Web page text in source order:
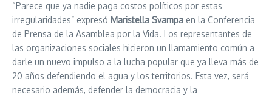
“Parece que ya nadie paga costos políticos por estas
irregularidades” expresó Maristella Svampa en la Conferencia
de Prensa de la Asamblea por la Vida. Los representantes de
las organizaciones sociales hicieron un llamamiento común a
darle un nuevo impulso a la lucha popular que ya lleva más de
20 años defendiendo el agua y los territorios. Esta vez, será
necesario además, defender la democracia y la